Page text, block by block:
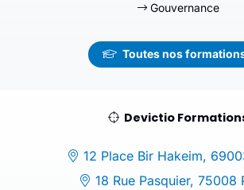
Gouvernance
Toutes nos
Devictio
12 Place Bir Hakeim,
18 Rue Pasquier, 75008